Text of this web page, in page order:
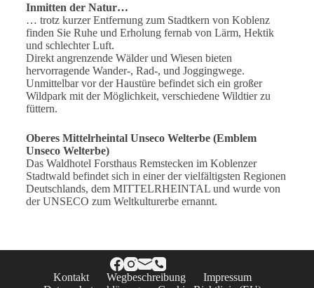
Inmitten der Natur…
… trotz kurzer Entfernung zum Stadtkern von Koblenz
finden Sie Ruhe und Erholung fernab von Lärm, Hektik
und schlechter Luft.
Direkt angrenzende Wälder und Wiesen bieten
hervorragende Wander-, Rad-, und Joggingwege.
Unmittelbar vor der Haustüre befindet sich ein großer
Wildpark mit der Möglichkeit, verschiedene Wildtier zu
füttern.
Oberes Mittelrheintal Unseco Welterbe (Emblem
Unseco Welterbe)
Das Waldhotel Forsthaus Remstecken im Koblenzer
Stadtwald befindet sich in einer der vielfältigsten Regionen
Deutschlands, dem MITTELRHEINTAL und wurde von
der UNSECO zum Weltkulturerbe ernannt.
Kontakt Wegbeschreibung
Impressum